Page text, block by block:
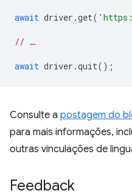
await driver .get(
// …
await driver .quit();
Consulte a postagem do
para mais informações,
outras vinculações de
Feedback